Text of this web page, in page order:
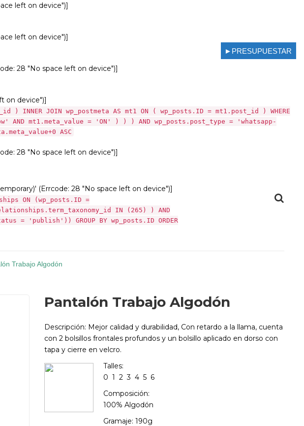
left on device")]
left on device")]
28 "No space left on device")]
on device")]
) INNER JOIN wp_postmeta AS mt1 ON ( wp_posts.ID = mt1.post_id ) WHERE
AND mt1.meta_value = 'ON' ) ) ) AND wp_posts.post_type = 'whatsapp-
ASC
28 "No space left on device")]
(Errcode: 28 "No space left on device")]
ON (wp_posts.ID =
IN (265) ) AND
= 'publish')) GROUP BY wp_posts.ID ORDER
Trabajo Algodón
Pantalón Trabajo Algodón
Descripción: Mejor calidad y durabilidad, Con retardo a la llama, cuenta
con 2 bolsillos frontales profundos y un bolsillo aplicado en dorso con
tapa y cierre en velcro.
Talles:
0 1 2 3 4 5 6
Composición:
100% Algodón
Gramaje: 190g
►PRESUPUESTAR